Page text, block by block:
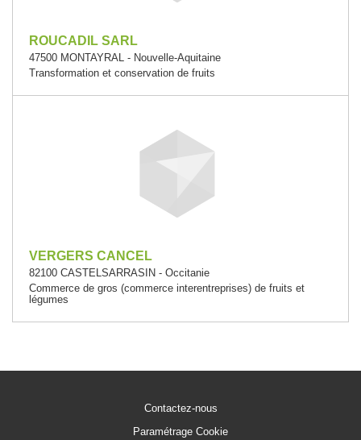
ROUCADIL SARL
47500 MONTAYRAL - Nouvelle-Aquitaine
Transformation et conservation de fruits
VERGERS CANCEL
82100 CASTELSARRASIN - Occitanie
Commerce de gros (commerce interentreprises) de fruits et
légumes
Contactez-nous
Paramétrage Cookie